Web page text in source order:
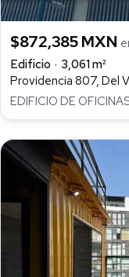
$872,385 MXN
Edificio
3,061 m²
Providencia 807, Del
EDIFICIO DE